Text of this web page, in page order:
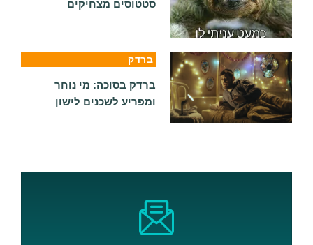
סטטוסים מצחיקים
ברדק
ברדק בסוכה: מי נוחר
ומפריע לשכנים לישון